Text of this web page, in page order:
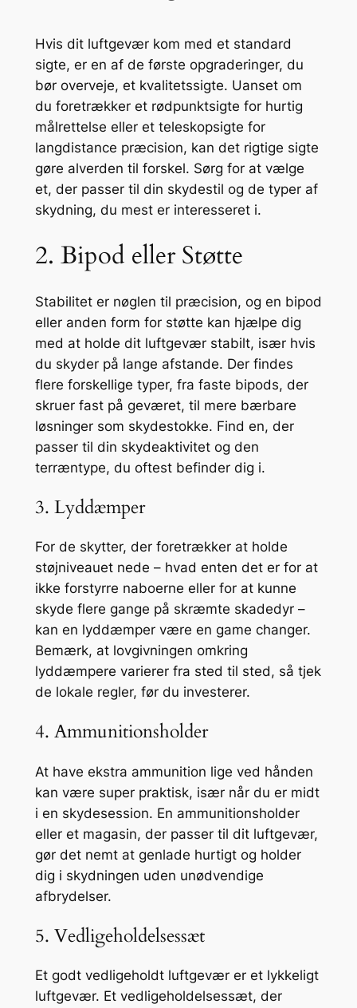
Hvis dit luftgevær kom med et standard
sigte, er en af de første opgraderinger, du
bør overveje, et kvalitetssigte. Uanset om
du foretrækker et rødpunktsigte for hurtig
målrettelse eller et teleskopsigte for
langdistance præcision, kan det rigtige sigte
gøre alverden til forskel. Sørg for at vælge
et, der passer til din skydestil og de typer af
skydning, du mest er interesseret i.
2. Bipod eller Støtte
Stabilitet er nøglen til præcision, og en bipod
eller anden form for støtte kan hjælpe dig
med at holde dit luftgevær stabilt, især hvis
du skyder på lange afstande. Der findes
flere forskellige typer, fra faste bipods, der
skruer fast på geværet, til mere bærbare
løsninger som skydestokke. Find en, der
passer til din skydeaktivitet og den
terræntype, du oftest befinder dig i.
3. Lyddæmper
For de skytter, der foretrækker at holde
støjniveauet nede – hvad enten det er for at
ikke forstyrre naboerne eller for at kunne
skyde flere gange på skræmte skadedyr –
kan en lyddæmper være en game changer.
Bemærk, at lovgivningen omkring
lyddæmpere varierer fra sted til sted, så tjek
de lokale regler, før du investerer.
4. Ammunitionsholder
At have ekstra ammunition lige ved hånden
kan være super praktisk, især når du er midt
i en skydesession. En ammunitionsholder
eller et magasin, der passer til dit luftgevær,
gør det nemt at genlade hurtigt og holder
dig i skydningen uden unødvendige
afbrydelser.
5. Vedligeholdelsessæt
Et godt vedligeholdt luftgevær er et lykkeligt
luftgevær. Et vedligeholdelsessæt, der